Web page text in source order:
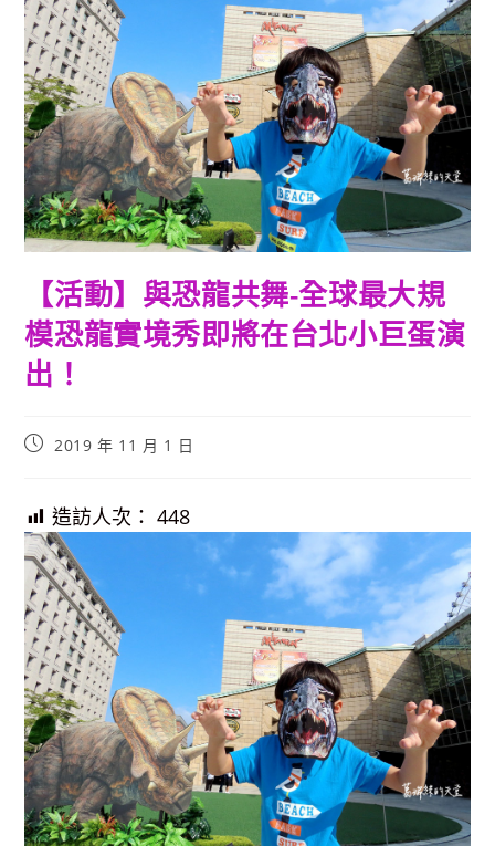
【活動】與恐龍共舞-全球最大規
模恐龍實境秀即將在台北小巨蛋演
出！
Post2019 年 11 月 1 日
造訪人次： 448